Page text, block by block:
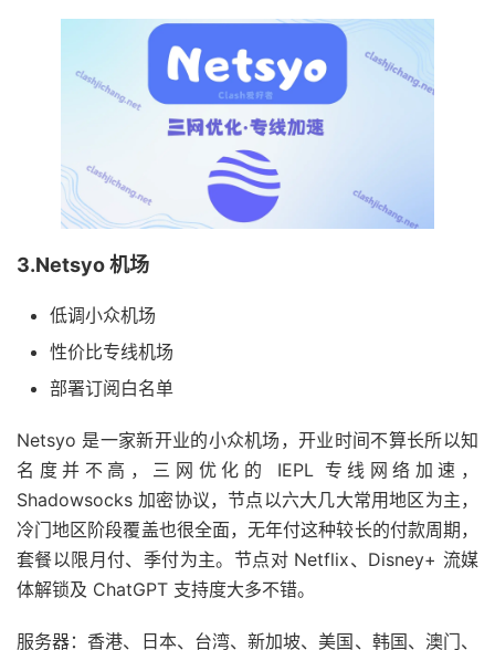
3.Netsyo 机场
低调小众机场
性价比专线机场
部署订阅白名单
Netsyo 是一家新开业的小众机场，开业时间不算长所以知
名度并不高，三网优化的 IEPL 专线网络加速，
Shadowsocks 加密协议，节点以六大几大常用地区为主，
冷门地区阶段覆盖也很全面，无年付这种较长的付款周期，
套餐以限月付、季付为主。节点对 Netflix、Disney+ 流媒
体解锁及 ChatGPT 支持度大多不错。
服务器：香港、日本、台湾、新加坡、美国、韩国、澳门、